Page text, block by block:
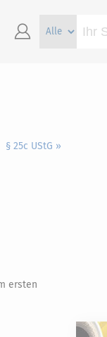
§ 25c UStG »
ersten